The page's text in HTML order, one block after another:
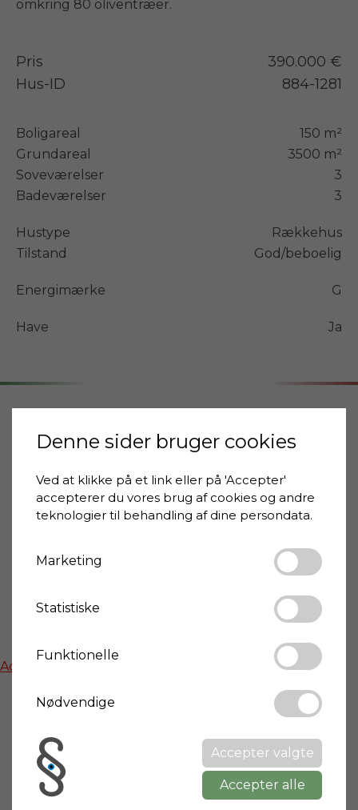
Pris
390.000 €
Hus-ID
884-1281
Boligareal
150 m²
Grundareal
3500 m²
Soveværelser
3
Badeværelser
3
Hustype
Rækkehus
Tilstand
God/beboelig
Energimærke G
Have Ja
Adresse
Toscana
Activate functional cookies to show google maps
Del
Denne sider bruger cookies
Ved at klikke på et link eller på 'Accepter'
accepterer du vores brug af cookies og andre
teknologier til behandling af dine persondata.
Marketing
Statistiske
Funktionelle
Nødvendige
Accepter valgte
Accepter alle